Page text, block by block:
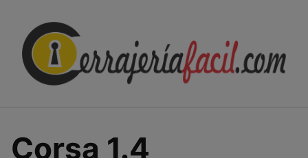
content
Corsa 1.4